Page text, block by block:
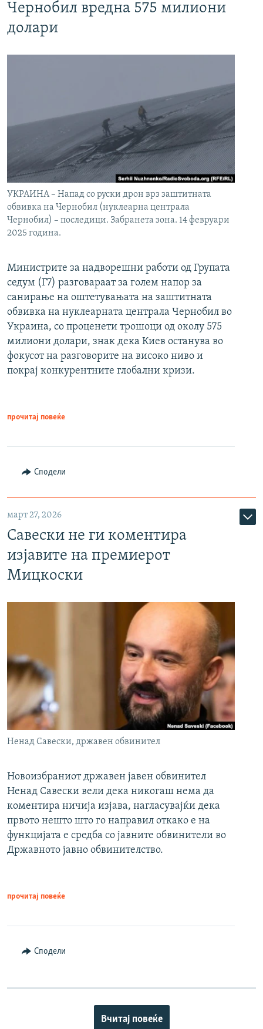
Чернобил вредна 575 милиони
долари
УКРАИНА – Напад со руски дрон врз заштитната
обвивка на Чернобил (нуклеарна централа
Чернобил) – последици. Забранета зона. 14 февруари
2025 година.
Министрите за надворешни работи од Групата
седум (Г7) разговараат за голем напор за
санирање на оштетувањата на заштитната
обвивка на нуклеарната централа Чернобил во
Украина, со проценети трошоци од околу 575
милиони долари, знак дека Киев останува во
фокусот на разговорите на високо ниво и
покрај конкурентните глобални кризи.
прочитај повеќе
Сподели
март 27, 2026
Савески не ги коментира
изјавите на премиерот
Мицкоски
Ненад Савески, државен обвинител
Новоизбраниот државен јавен обвинител
Ненад Савески вели дека никогаш нема да
коментира ничија изјава, нагласувајќи дека
првото нешто што го направил откако е на
функцијата е средба со јавните обвинители во
Државното јавно обвинителство.
прочитај повеќе
Сподели
Вчитај повеќе